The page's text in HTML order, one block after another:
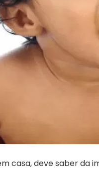
casa, deve saber da